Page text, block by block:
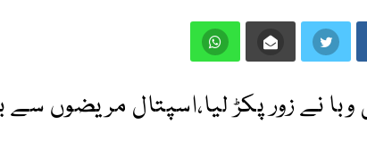
نے زور پکڑ لیا،اسپتال مریضوں سے